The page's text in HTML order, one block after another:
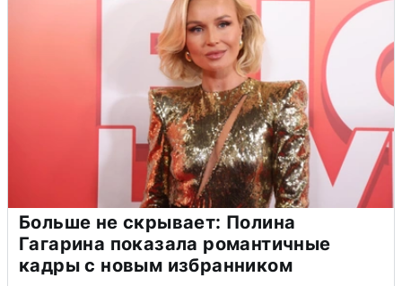
Больше не скрывает: Полина
Гагарина показала романтичные
кадры с новым избранником